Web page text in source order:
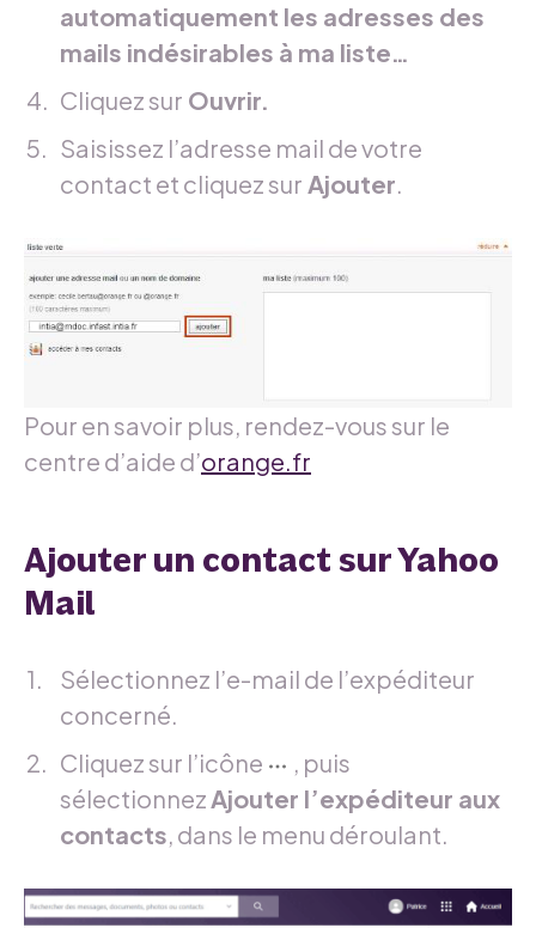
automatiquement les adresses des
mails indésirables à ma liste…
Cliquez sur Ouvrir.
Saisissez l’adresse mail de votre
contact et cliquez sur Ajouter.
Pour en savoir plus, rendez-vous sur le
centre d’aide d’orange.fr
Ajouter un contact sur Yahoo
Mail
Sélectionnez l’e-mail de l’expéditeur
concerné.
Cliquez sur l’icône
, puis
sélectionnezAjouter l’expéditeur aux
contacts, dans le menu déroulant.